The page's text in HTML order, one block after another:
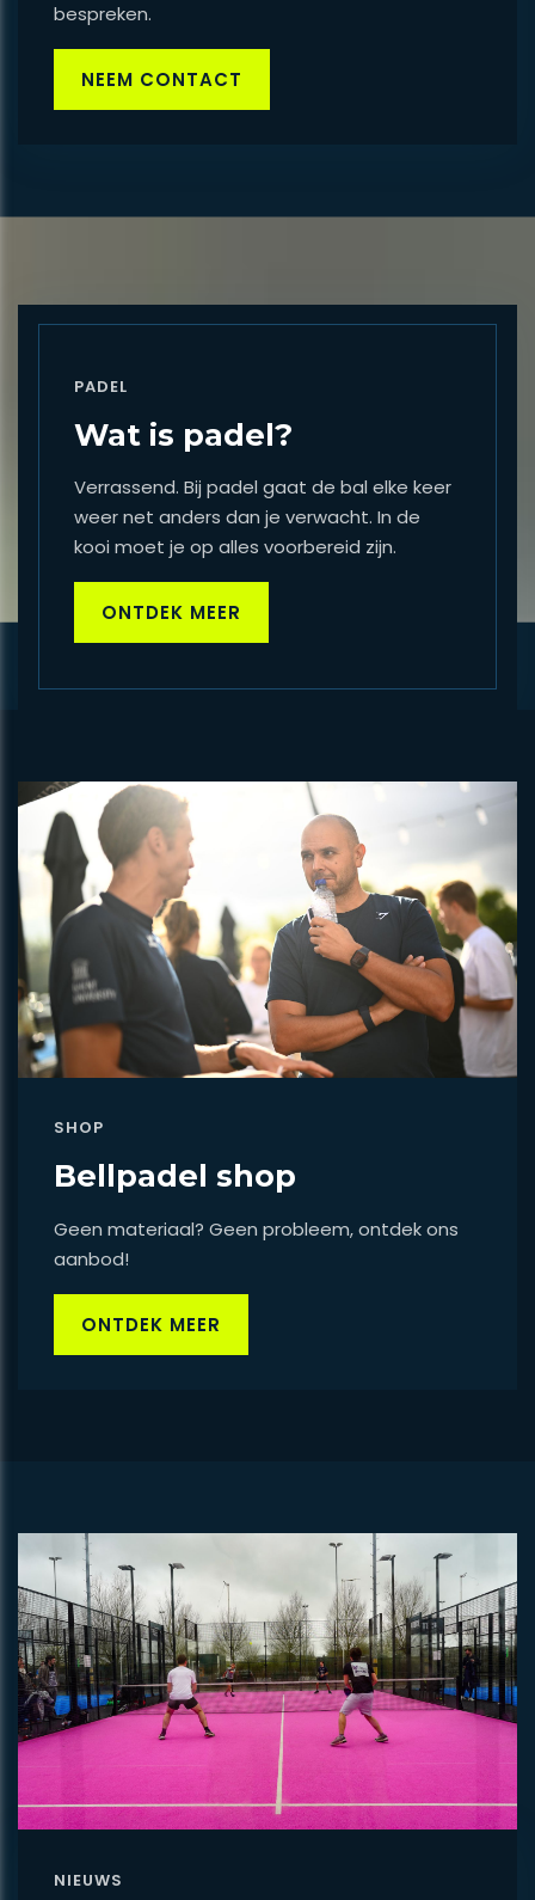
bespreken.
NEEM CONTACT
PADEL
Wat is padel?
Verrassend. Bij padel gaat de bal elke keer
weer net anders dan je verwacht. In de
kooi moet je op alles voorbereid zijn.
ONTDEK MEER
SHOP
Bellpadel shop
Geen materiaal? Geen probleem, ontdek ons
aanbod!
ONTDEK MEER
NIEUWS